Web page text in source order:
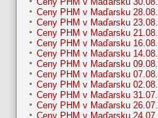
Ceny PHM v Maďarsku 28.08.
Ceny PHM v Maďarsku 23.08.
Ceny PHM v Maďarsku 21.08.
Ceny PHM v Maďarsku 16.08.
Ceny PHM v Maďarsku 14.08.
Ceny PHM v Maďarsku 09.08.
Ceny PHM v Maďarsku 07.08.
Ceny PHM v Maďarsku 02.08.
Ceny PHM v Maďarsku 31.07.
Ceny PHM v Maďarsku 26.07.
Ceny PHM v Maďarsku 24.07.